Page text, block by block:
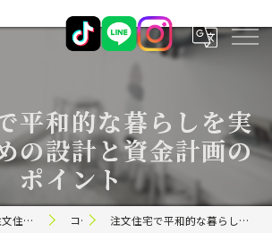
平和的な暮らしを実
の設計と資金計画の
ポイント
福岡県古賀市の注文住宅ならライフスタイル 一級建築士事務所 コラム 注文住宅で平和的な暮らしを実現するための設計と資金計画のポイント